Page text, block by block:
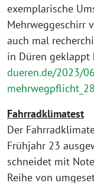
exemplarische
Mehrweggeschirr
auch mal
in Düren geklappt
dueren.de/2023/
Fahrradklimatest
Der
Frühjahr 23
schneidet mit
Reihe von